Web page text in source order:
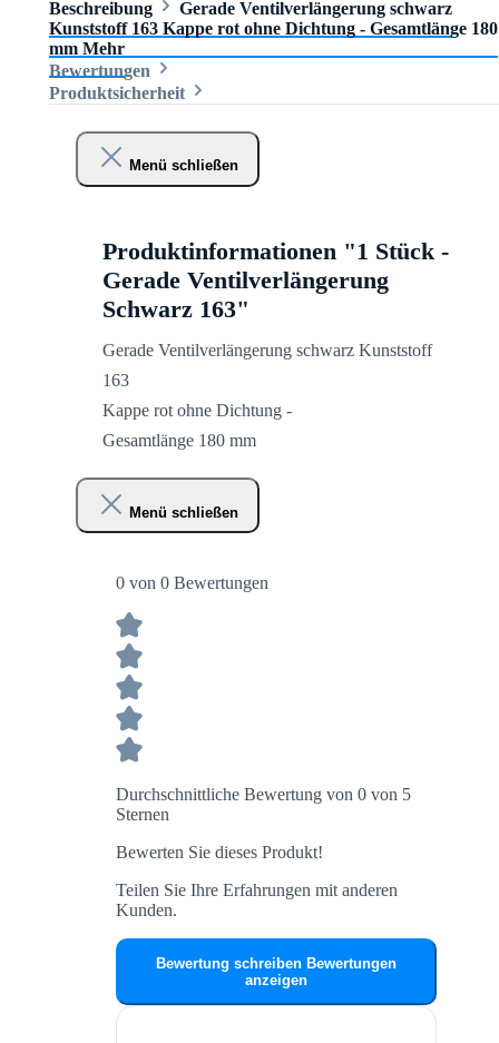
Beschreibung
Gerade Ventilverlängerung schwarz
Kunststoff 163 Kappe rot ohne Dichtung - Gesamtlänge 180
mm Mehr
Bewertungen
Produktsicherheit
Menü schließen
Produktinformationen "1 Stück -
Gerade Ventilverlängerung
Schwarz 163"
Gerade Ventilverlängerung schwarz Kunststoff
163
Kappe rot ohne Dichtung -
Gesamtlänge 180 mm
Menü schließen
0 von 0 Bewertungen
Durchschnittliche Bewertung von 0 von 5
Sternen
Bewerten Sie dieses Produkt!
Teilen Sie Ihre Erfahrungen mit anderen
Kunden.
Bewertung schreiben Bewertungen
anzeigen